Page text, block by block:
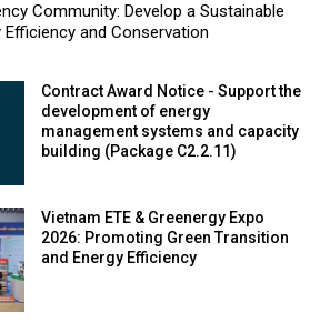
Community: Develop a Sustainable
and Conservation
Contract Award Notice - Support the
development of energy
management systems and capacity
building (Package C2.2.11)
Vietnam ETE & Greenergy Expo
2026: Promoting Green Transition
and Energy Efficiency